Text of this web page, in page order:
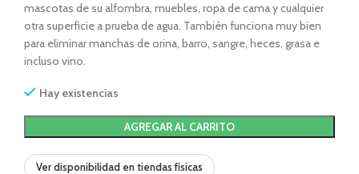
mascotas de su alfombra, muebles, ropa de cama y cualquier
otra superficie a prueba de agua. También funciona muy bien
para eliminar manchas de orina, barro, sangre, heces, grasa e
incluso vino.
Hay existencias
AGREGAR AL CARRITO
Ver disponibilidad en tiendas físicas